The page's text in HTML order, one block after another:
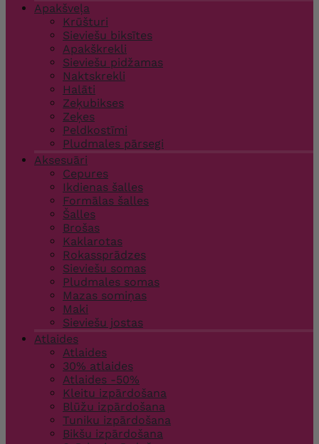
Apakšveļa
Krūšturi
Sieviešu biksītes
Apakškrekli
Sieviešu pidžamas
Naktskrekli
Halāti
Zeķubikses
Zeķes
Peldkostīmi
Pludmales pārsegi
Aksesuāri
Cepures
Ikdienas šalles
Formālas šalles
Šalles
Brošas
Kaklarotas
Rokassprādzes
Sieviešu somas
Pludmales somas
Mazas somiņas
Maki
Sieviešu jostas
Atlaides
Atlaides
30% atlaides
Atlaides -50%
Kleitu izpārdošana
Blūžu izpārdošana
Tuniku izpārdošana
Bikšu izpārdošana